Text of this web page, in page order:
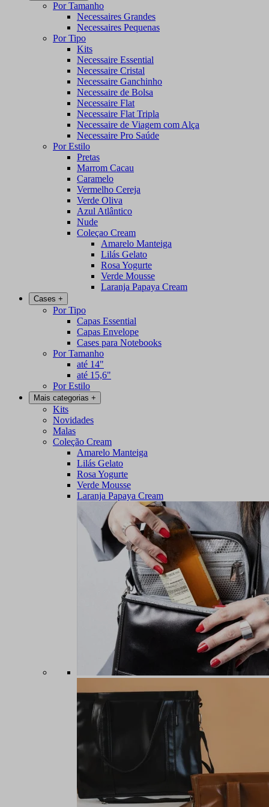
Por Tamanho
Necessaires Grandes
Necessaires Pequenas
Por Tipo
Kits
Necessaire Essential
Necessaire Cristal
Necessaire Ganchinho
Necessaire de Bolsa
Necessaire Flat
Necessaire Flat Tripla
Necessaire de Viagem com Alça
Necessaire Pro Saúde
Por Estilo
Pretas
Marrom Cacau
Caramelo
Vermelho Cereja
Verde Oliva
Azul Atlântico
Nude
Coleçao Cream
Amarelo Manteiga
Lilás Gelato
Rosa Yogurte
Verde Mousse
Laranja Papaya Cream
Cases +
Por Tipo
Capas Essential
Capas Envelope
Cases para Notebooks
Por Tamanho
até 14"
até 15,6"
Por Estilo
Mais categorias +
Kits
Novidades
Malas
Coleção Cream
Amarelo Manteiga
Lilás Gelato
Rosa Yogurte
Verde Mousse
Laranja Papaya Cream